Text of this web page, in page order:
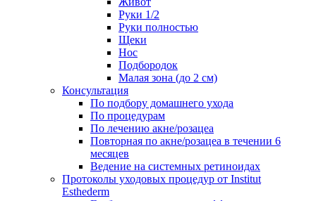
Руки 1/2
Руки полностью
Щеки
Нос
Подбородок
Малая зона (до 2 см)
Консультация
По подбору домашнего ухода
По процедурам
По лечению акне/розацеа
Повторная по акне/розацеа в течении 6
месяцев
Ведение на системных ретиноидах
Протоколы уходовых процедур от Institut
Esthederm